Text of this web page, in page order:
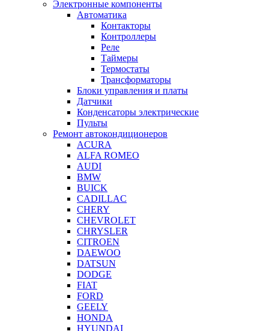
Электронные компоненты
Автоматика
Контакторы
Контроллеры
Реле
Таймеры
Термостаты
Трансформаторы
Блоки управления и платы
Датчики
Конденсаторы электрические
Пульты
Ремонт автокондиционеров
ACURA
ALFA ROMEO
AUDI
BMW
BUICK
CADILLAC
CHERY
CHEVROLET
CHRYSLER
CITROEN
DAEWOO
DATSUN
DODGE
FIAT
FORD
GEELY
HONDA
HYUNDAI